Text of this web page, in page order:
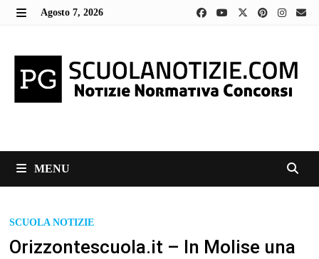
Skip
Agosto 7, 2026
MENU
SCUOLA NOTIZIE
Orizzontescuola.it – In Molise una